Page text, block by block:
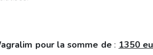
pour la somme de: 1350